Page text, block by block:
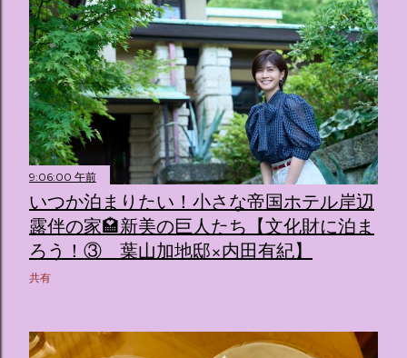
9:06:00 午前
いつか泊まりたい！小さな帝国ホテル岸辺
露伴の家🏩新美の巨人たち【文化財に泊ま
ろう！③ 葉山加地邸×内田有紀】
共有